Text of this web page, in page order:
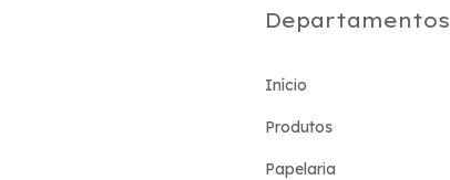
Departamentos
Início
Produtos
Papelaria